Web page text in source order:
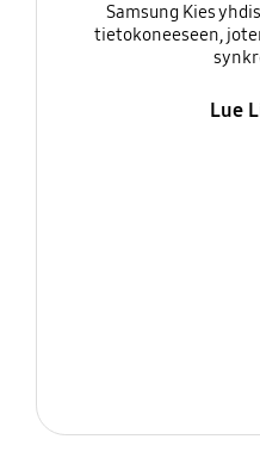
Samsung Kies
tietokoneeseen,
Lue